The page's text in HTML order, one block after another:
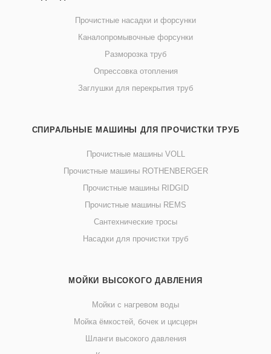
Прочистные насадки и форсунки
Каналопромывочные форсунки
Разморозка труб
Опрессовка отопления
Заглушки для перекрытия труб
СПИРАЛЬНЫЕ МАШИНЫ ДЛЯ ПРОЧИСТКИ ТРУБ
Прочистные машины VOLL
Прочистные машины ROTHENBERGER
Прочистные машины RIDGID
Прочистные машины REMS
Сантехнические тросы
Насадки для прочистки труб
МОЙКИ ВЫСОКОГО ДАВЛЕНИЯ
Мойки с нагревом воды
Мойка ёмкостей, бочек и цисцерн
Шланги высокого давления